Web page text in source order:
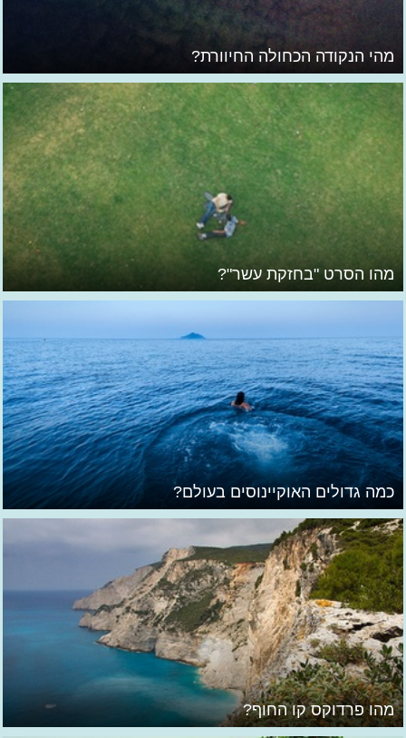
מהי הנקודה הכחולה החיוורת?
מהו הסרט "בחזקת עשר"?
כמה גדולים האוקיינוסים בעולם?
מהו פרדוקס קו החוף?